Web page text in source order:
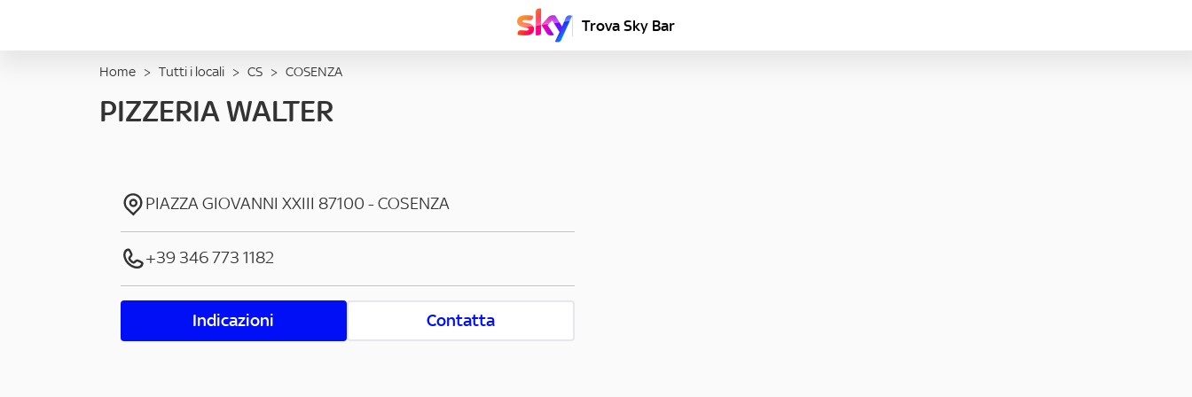
Trova Sky Bar
Home > Tutti i locali > CS > COSENZA
PIZZERIA WALTER
PIAZZA GIOVANNI XXIII 87100 -COSENZA
+39 346 773 1182
Indicazioni Contatta